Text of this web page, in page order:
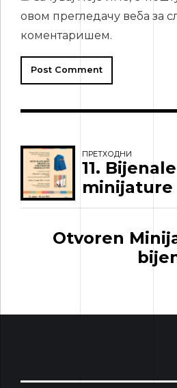
овом прегледачу веба за
коментаришем.
Post Comment
ПРЕТХОДНИ
11.
minijature
Otvoren